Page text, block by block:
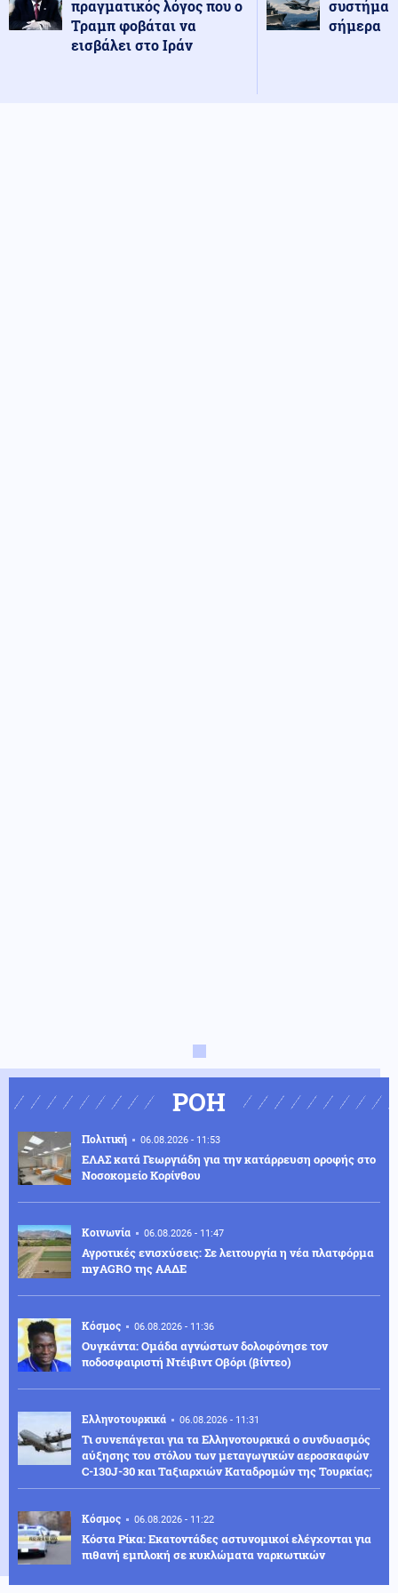
πραγματικός λόγος που ο
Τραμπ φοβάται να
εισβάλει στο Ιράν
σήμερα
ΡΟΗ
Πολιτική 06.08.2026 - 11:53
ΕΛΑΣ κατά Γεωργιάδη για την κατάρρευση οροφής στο
Νοσοκομείο Κορίνθου
Κοινωνία 06.08.2026 - 11:47
Αγροτικές ενισχύσεις: Σε λειτουργία η νέα πλατφόρμα
myAGRO της ΑΑΔΕ
Κόσμος 06.08.2026 - 11:36
Ουγκάντα: Ομάδα αγνώστων δολοφόνησε τον
ποδοσφαιριστή Ντέιβιντ Οβόρι (βίντεο)
Ελληνοτουρκικά 06.08.2026 - 11:31
Τι συνεπάγεται για τα Ελληνοτουρκικά ο συνδυασμός
αύξησης του στόλου των μεταγωγικών αεροσκαφών
C-130J-30 και Ταξιαρχιών Καταδρομών της Τουρκίας;
Κόσμος 06.08.2026 - 11:22
Κόστα Ρίκα: Εκατοντάδες αστυνομικοί ελέγχονται για
πιθανή εμπλοκή σε κυκλώματα ναρκωτικών